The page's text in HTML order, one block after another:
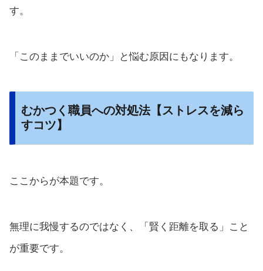
す。
「このままでいいのか」と悩む原因にもなります。
むかつく職員への対処法【ストレスを減ら
すコツ】
ここからが本題です。
無理に我慢するのではなく、「賢く距離を取る」こと
が重要です。